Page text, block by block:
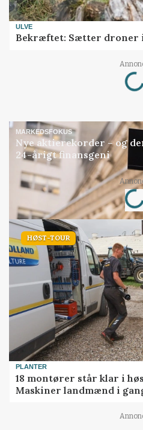
ULVE
Bekræftet: Sætter droner
MARKEDSFOKUS
Nye aktierekorder – og
24-årigt finansgeni
HØST-TOUR
PLANTER
18 montører står klar i
Maskiner landmænd i